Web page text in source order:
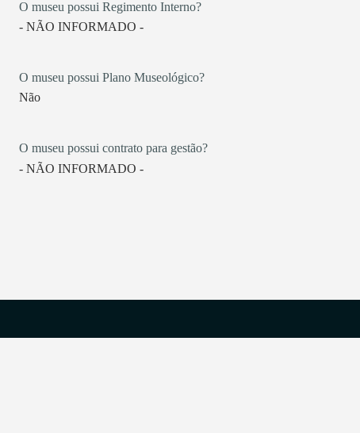
O museu possui Regimento Interno?
- NÃO INFORMADO -
O museu possui Plano Museológico?
Não
O museu possui contrato para gestão?
- NÃO INFORMADO -